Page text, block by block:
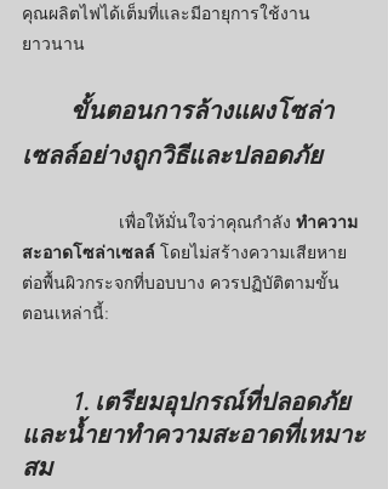
คุณผลิตไฟได้เต็มที่และมีอายุการใช้งาน
ยาวนาน
เซลล์อย่างถูกวิธีและปลอดภัย
เพื่อให้มั่นใจว่าคุณกำลัง ทำความ
สะอาดโซล่าเซลล์ โดยไม่สร้างความเสียหาย
ต่อพื้นผิวกระจกที่บอบบาง ควรปฏิบัติตามขั้น
ตอนเหล่านี้:
1. เตรียมอุปกรณ์ที่ปลอดภัย
และน้ำยาทำความสะอาดที่เหมาะ
สม